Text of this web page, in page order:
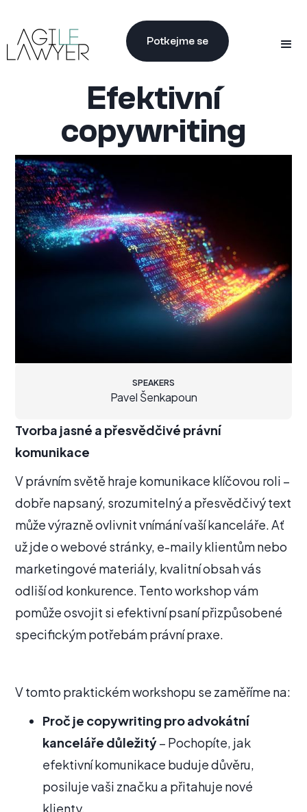
Potkejme se
Efektivní
copywriting
SPEAKERS
Pavel Šenkapoun
Tvorba jasné a přesvědčivé právní
komunikace
V právním světě hraje komunikace klíčovou roli –
dobře napsaný, srozumitelný a přesvědčivý text
může výrazně ovlivnit vnímání vaší kanceláře. Ať
už jde o webové stránky, e-maily klientům nebo
marketingové materiály, kvalitní obsah vás
odliší od konkurence. Tento workshop vám
pomůže osvojit si efektivní psaní přizpůsobené
specifickým potřebám právní praxe.
V tomto praktickém workshopu se zaměříme na:
Proč je copywriting pro advokátní
kanceláře důležitý– Pochopíte, jak
efektivní komunikace buduje důvěru,
posiluje vaši značku a přitahuje nové
klienty.